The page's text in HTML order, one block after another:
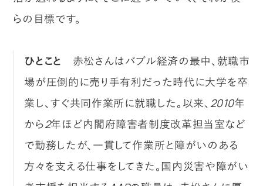
らの目標です。
ひとこと 赤松さんはバブル経済の最中、就職市
場が圧倒的に売り手有利だった時代に大学を卒
業し、すぐ共同作業所に就職した。以来、2010年
から2年ほど内閣府障害者制度改革担当室など
で勤務したが、一貫して作業所と障がいのある
方々を支える仕事をしてきた。国内災害や障がい